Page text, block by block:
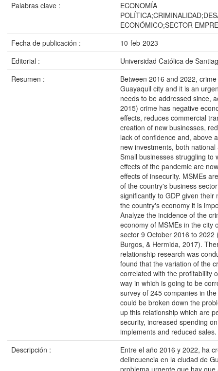
Palabras clave :
ECONOMÍA
ECONÓMICO;SECTOR
Fecha de publicación :
10-feb-2023
Editorial :
Universidad Católica de
Resumen :
Between 2016 and 2022,
Guayaquil city and it is an
needs to be addressed since,
2015) crime has negative
effects, reduces commercial
creation of new businesses,
lack of confidence and, above
new investments, both
Small businesses struggling to
effects of the pandemic are
effects of insecurity. MSMEs
of the country's business
significantly to GDP given their
the country's economy it is
Analyze the incidence of the
economy of MSMEs in the city
sector 9 October 2016 to 2022
Burgos, & Hermida, 2017).
relationship research was
found that the variation of the
correlated with the profitability
way in which is going to be
survey of 245 companies in
could be broken down the
up this relationship which are
security, increased spending
implements and reduced sales.
Descripción :
Entre el año 2016 y 2022, ha
delincuencia en la ciudad de
problema urgente que hay